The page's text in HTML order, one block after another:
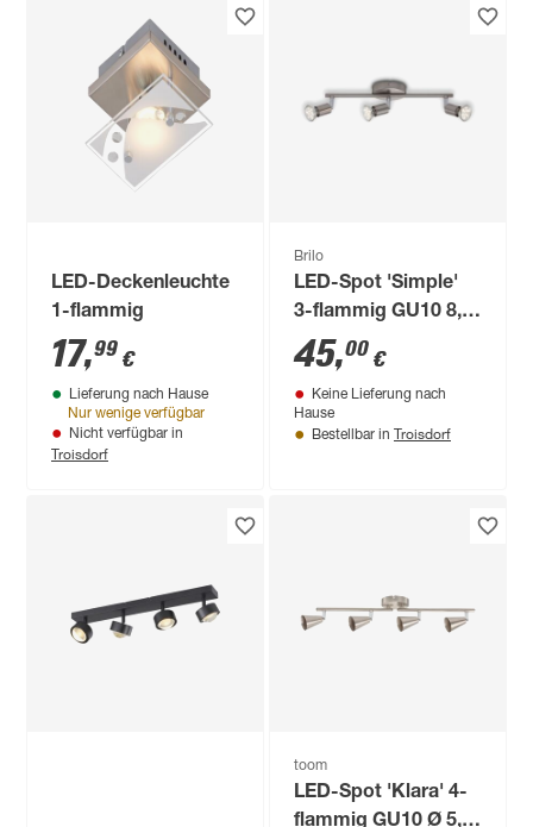
LED-Deckenleuchte
1-flammig
17,99 €
Lieferung nach Hause
Nur wenige verfügbar
Nicht verfügbar in
Troisdorf
Brilo
LED-Spot 'Simple'
3-flammig GU10 8,7
W 750 lm warmweiß
6,5 x 9,5 x 38,5 cm
45,00 €
Keine Lieferung nach
Hause
Bestellbar in Troisdorf
toom
LED-Spot 'Klara' 4-
flammig GU10 Ø 5,8